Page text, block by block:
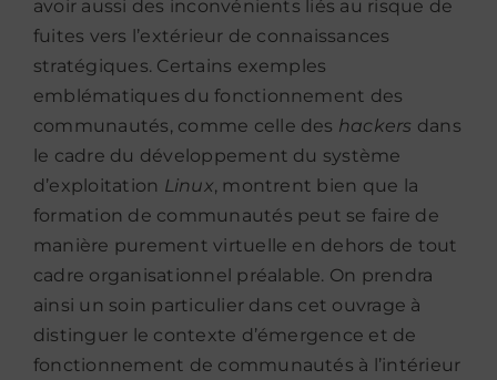
avoir aussi des inconvénients liés au risque de
fuites vers l’extérieur de connaissances
stratégiques. Certains exemples
emblématiques du fonctionnement des
communautés, comme celle des hackers dans
le cadre du développement du système
d’exploitation Linux, montrent bien que la
formation de communautés peut se faire de
manière purement virtuelle en dehors de tout
cadre organisationnel préalable. On prendra
ainsi un soin particulier dans cet ouvrage à
distinguer le contexte d’émergence et de
fonctionnement de communautés à l’intérieur